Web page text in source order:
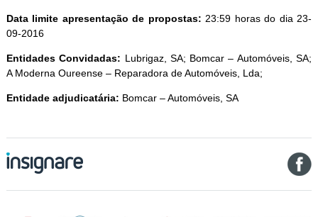
Data limite apresentação de propostas: 23:59 horas do dia 23-
09-2016
Entidades Convidadas: Lubrigaz, SA; Bomcar – Automóveis, SA;
A Moderna Oureense – Reparadora de Automóveis, Lda;
Entidade adjudicatária: Bomcar – Automóveis, SA